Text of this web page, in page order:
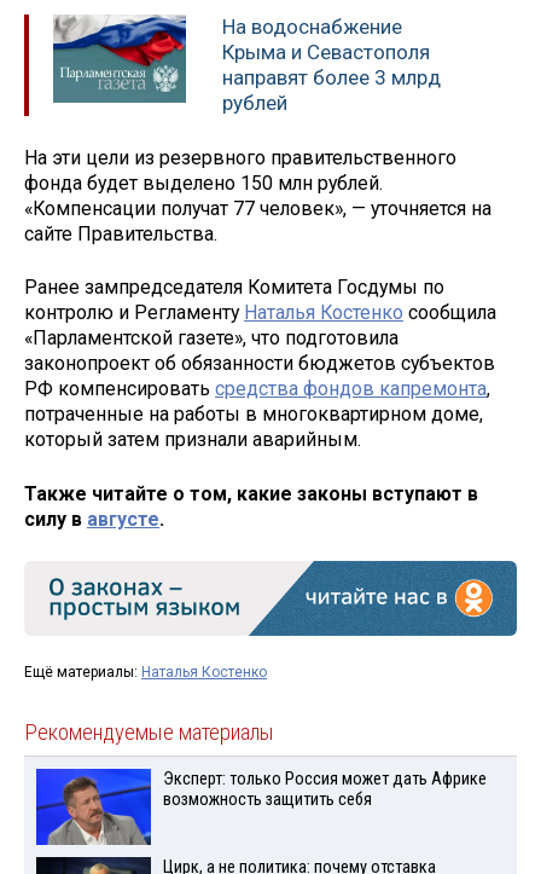
На водоснабжение
Крыма и Севастополя
направят более 3 млрд
рублей
На эти цели из резервного правительственного
фонда будет выделено 150 млн рублей.
«Компенсации получат 77 человек», — уточняется на
сайте Правительства.
Ранее зампредседателя Комитета Госдумы по
контролю и Регламенту Наталья Костенко сообщила
«Парламентской газете», что подготовила
законопроект об обязанности бюджетов субъектов
РФ компенсировать средства фондов капремонта,
потраченные на работы в многоквартирном доме,
который затем признали аварийным.
Также читайте о том, какие законы вступают в
силу в августе.
Ещё материалы: Наталья Костенко
Рекомендуемые материалы
Эксперт: только Россия может дать Африке
возможность защитить себя
Цирк, а не политика: почему отставка